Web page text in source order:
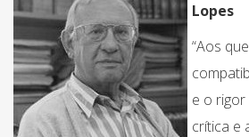
Lopes
“Aos
e o
crítica e